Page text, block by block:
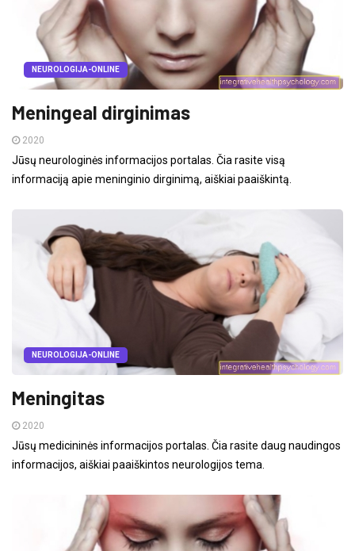
NEUROLOGIJA-ONLINE
Meningeal dirginimas
2020
Jūsų neurologinės informacijos portalas. Čia rasite visą
informaciją apie meninginio dirginimą, aiškiai paaiškintą.
NEUROLOGIJA-ONLINE
Meningitas
2020
Jūsų medicininės informacijos portalas. Čia rasite daug naudingos
informacijos, aiškiai paaiškintos neurologijos tema.